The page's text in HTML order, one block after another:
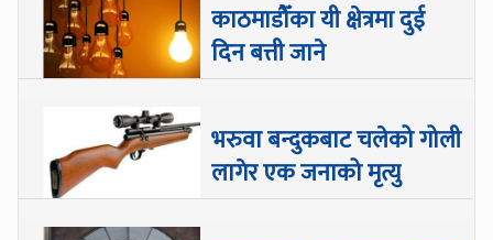
काठमाडौँका यी क्षेत्रमा दुई
दिन बत्ती जाने
भरुवा बन्दुकबाट चलेको गोली
लागेर एक जनाको मृत्यु